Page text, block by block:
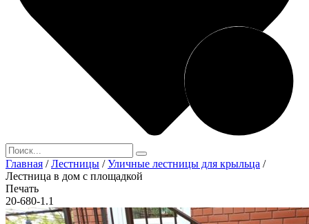
Главная /Лестницы /Уличные лестницы для крыльца /
Лестница в дом с площадкой
Печать
20-680-1.1